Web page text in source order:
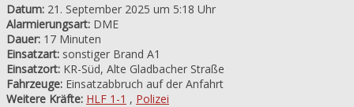
Datum: 21. September 2025 um 5:18 Uhr
Alarmierungsart: DME
Dauer: 17 Minuten
Einsatzart: sonstiger Brand A1
Einsatzort: KR-Süd, Alte Gladbacher Straße
Fahrzeuge: Einsatzabbruch auf der Anfahrt
Weitere Kräfte: HLF 1-1 , Polizei